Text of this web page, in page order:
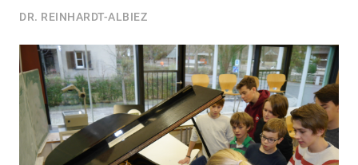
DR. REINHARDT-ALBIEZ